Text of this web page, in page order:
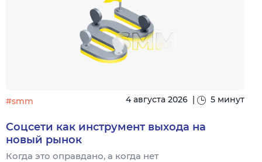
#smm 4 августа 2026 | 5 минут
Соцсети как инструмент выхода на
новый рынок
Когда это оправдано, а когда нет